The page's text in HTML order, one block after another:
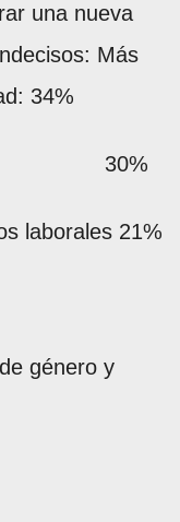
una nueva
Más
34%
30%
laborales 21%
10%
género y